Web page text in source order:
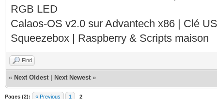
RGB LED
Calaos-OS v2.0 sur Advantech x86 | Clé
Squeezebox | Raspberry & Scripts maison
Find
« Next Oldest Next Newest »
Pages (2): « Previous 1 2